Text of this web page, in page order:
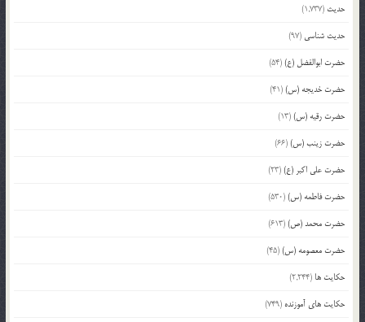
حدیث (1,737)
حدیث شناسی (97)
حضرت ابوالفضل (ع)(54)
حضرت خدیجه (س)(41)
حضرت رقیه (س)(13)
حضرت زینب (س)(66)
حضرت علی اکبر (ع)(23)
حضرت فاطمه (س)(530)
حضرت محمد (ص)(613)
حضرت معصومه (س)(45)
حکایت ها (2,244)
حکایت های آموزنده (749)